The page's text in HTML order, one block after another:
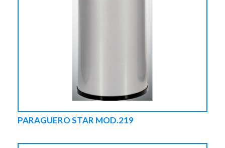
PARAGUERO STAR MOD.219